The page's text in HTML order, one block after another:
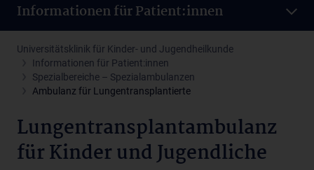
Informationen für Patient:innen
Universitätsklinik für Kinder- und Jugendheilkunde
Informationen für Patient:innen
Spezialbereiche – Spezialambulanzen
Ambulanz für Lungentransplantierte
Lungentransplantambulanz
für Kinder und Jugendliche